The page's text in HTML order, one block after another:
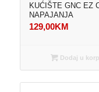
KUĆIŠTE GNC EZ
NAPAJANJA
129,00KM
Dodaj u